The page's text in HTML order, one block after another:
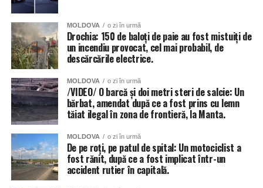
MOLDOVA o zi în urmă
Drochia: 150 de baloți de paie au fost mistuiți de
un incendiu provocat, cel mai probabil, de
descărcările electrice.
MOLDOVA o zi în urmă
/VIDEO/ O barcă și doi metri steri de salcie: Un
bărbat, amendat după ce a fost prins cu lemn
tăiat ilegal în zona de frontieră, la Manta.
MOLDOVA o zi în urmă
De pe roți, pe patul de spital: Un motociclist a
fost rănit, după ce a fost implicat într-un
accident rutier în capitală.